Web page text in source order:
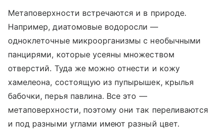
Метаповерхности встречаются и в природе.
Например, диатомовые водоросли —
одноклеточные микроорганизмы с необычными
панцирями, которые усеяны множеством
отверстий. Туда же можно отнести и кожу
хамелеона, состоящую из пупырышек, крылья
бабочки, перья павлина. Все это —
метаповерхности, поэтому они так переливаются
и под разными углами имеют разный цвет.